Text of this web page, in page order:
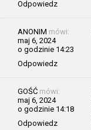
Odpowiedz
ANONIM mówi:
maj 6, 2024
o godzinie 14:23
Odpowiedz
GOŚĆ mówi:
maj 6, 2024
o godzinie 14:18
Odpowiedz